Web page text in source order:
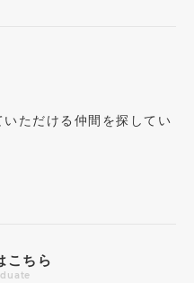
ただける仲間を探してい
こちら